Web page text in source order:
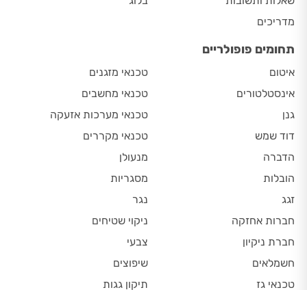
מדריכים
תחומים פופולריים
איטום
אינסטלטורים
גנן
דוד שמש
הדברה
הובלות
זגג
חברות אחזקה
חברת ניקיון
חשמלאים
טכנאי גז
טכנאי מזגנים
טכנאי מחשבים
טכנאי מערכות אזעקה
טכנאי מקררים
מנעולן
מסגריות
נגר
ניקוי שטיחים
צבעי
שיפוצים
תיקון גגות